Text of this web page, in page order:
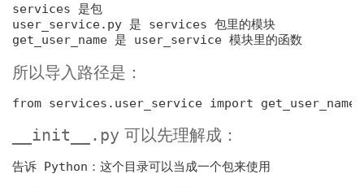
services 是包
user_service.py 是 services 包里的模块
所以导入路径是：
from services.user_service import get_user_name
__init__.py 可以先理解成：